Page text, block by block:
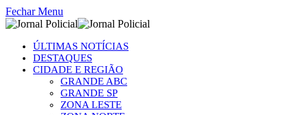
Fechar Menu
ÚLTIMAS NOTÍCIAS
DESTAQUES
CIDADE E REGIÃO
GRANDE ABC
GRANDE SP
ZONA LESTE